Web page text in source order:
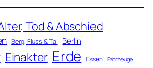
Tod & Abschied
Berg, Fluss & Tal Berlin
Einakter Erde Essen Fahrzeuge